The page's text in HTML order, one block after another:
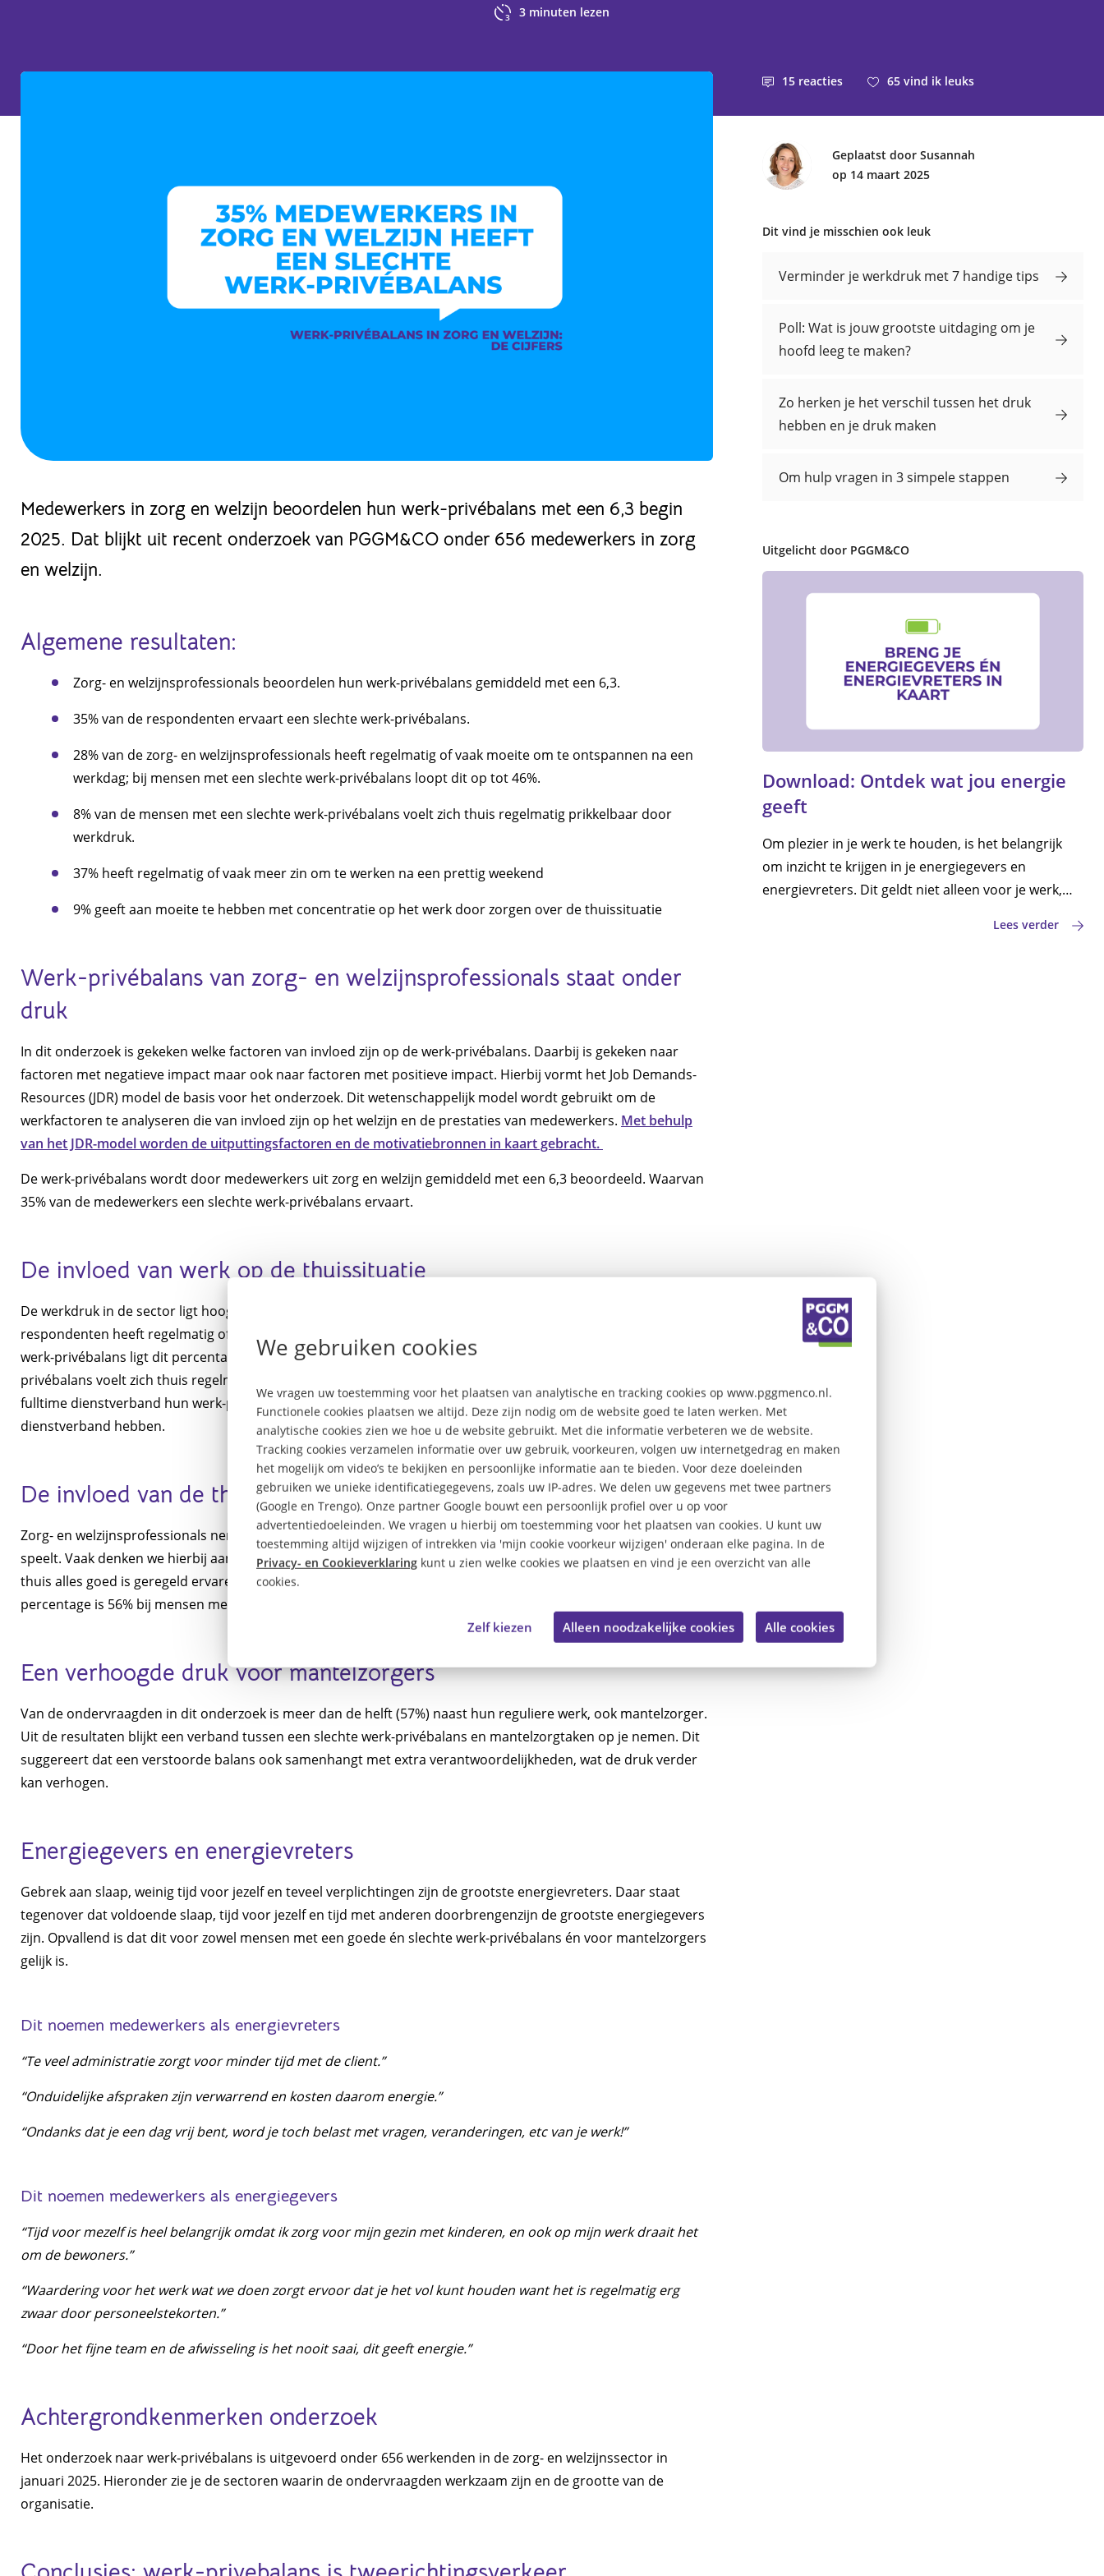
We gebruiken cookies
We vragen uw toestemming voor het plaatsen van analytische en tracking cookies op www.pggmenco.nl.
Functionele cookies plaatsen we altijd. Deze zijn nodig om de website goed te laten werken. Met
analytische cookies zien we hoe u de website gebruikt. Met die informatie verbeteren we de website.
Tracking cookies verzamelen informatie over uw gebruik, voorkeuren, volgen uw internetgedrag en maken
het mogelijk om video’s te bekijken en persoonlijke informatie aan te bieden. Voor deze doeleinden
gebruiken we unieke identificatiegegevens, zoals uw IP-adres. We delen uw gegevens met twee partners
(Google en Trengo). Onze partner Google bouwt een persoonlijk profiel over u op voor
advertentiedoeleinden. We vragen u hierbij om toestemming voor het plaatsen van cookies. U kunt uw
toestemming altijd wijzigen of intrekken via 'mijn cookie voorkeur wijzigen' onderaan elke pagina. In de
Privacy- en Cookieverklaring kunt u zien welke cookies we plaatsen en vind je een overzicht van alle
cookies.
Zelf kiezen Alleen noodzakelijke cookies Alle cookies
3 3minuten lezen
15reacties 65vind ik leuks
Geplaatst door Susannah
op 14 maart 2025
Medewerkers in zorg en welzijn beoordelen hun werk-privébalans met een 6,3 begin
2025. Dat blijkt uit recent onderzoek van PGGM&CO onder 656 medewerkers in zorg
en welzijn.
Algemene resultaten:
Zorg- en welzijnsprofessionals beoordelen hun werk-privébalans gemiddeld met een 6,3.
35% van de respondenten ervaart een slechte werk-privébalans.
28% van de zorg- en welzijnsprofessionals heeft regelmatig of vaak moeite om te ontspannen na een
werkdag; bij mensen met een slechte werk-privébalans loopt dit op tot 46%.
8% van de mensen met een slechte werk-privébalans voelt zich thuis regelmatig prikkelbaar door
werkdruk.
37% heeft regelmatig of vaak meer zin om te werken na een prettig weekend
9% geeft aan moeite te hebben met concentratie op het werk door zorgen over de thuissituatie
Werk-privébalans van zorg- en welzijnsprofessionals staat onder
druk
In dit onderzoek is gekeken welke factoren van invloed zijn op de werk-privébalans. Daarbij is gekeken naar
factoren met negatieve impact maar ook naar factoren met positieve impact. Hierbij vormt het Job Demands-
Resources (JDR) model de basis voor het onderzoek. Dit wetenschappelijk model wordt gebruikt om de
werkfactoren te analyseren die van invloed zijn op het welzijn en de prestaties van medewerkers. Met behulp
van het JDR-model worden de uitputtingsfactoren en de motivatiebronnen in kaart gebracht.
De werk-privébalans wordt door medewerkers uit zorg en welzijn gemiddeld met een 6,3 beoordeeld. Waarvan
35% van de medewerkers een slechte werk-privébalans ervaart.
De invloed van werk op de thuissituatie
De werkdruk in de sector ligt hoog, maar ook privé hebben mensen vaak (te)veel verplichtingen. 28% van de
respondenten heeft regelmatig of vaak moeite om te ontspannen na een werkdag; bij mensen met een slechte
werk-privébalans ligt dit percentage op 46%. Bijna de helft (48%) van de mensen met een slechte werk-
privébalans voelt zich thuis regelmatig prikkelbaar door werkdruk. Opvallend is dat medewerkers met een
fulltime dienstverband hun werk-privébalans iets beter beoordelen, dan collega's die een parttime
dienstverband hebben.
De invloed van de thuissituatie op werk
Zorg- en welzijnsprofessionals nemen niet alleen hun werk mee naar huis, maar regelmatig ook wat er thuis
speelt. Vaak denken we hierbij aan negatieve invloeden, maar ook positieve aspecten spelen een rol. Wanneer
thuis alles goed is geregeld ervaren zorg- en welzijnsprofessionals meer zelfvertrouwen op het werk (63%). Dit
percentage is 56% bij mensen met een slechte werk-privébalans en 60% bij mantelzorgers.
Een verhoogde druk voor mantelzorgers
Van de ondervraagden in dit onderzoek is meer dan de helft (57%) naast hun reguliere werk, ook mantelzorger.
Uit de resultaten blijkt een verband tussen een slechte werk-privébalans en mantelzorgtaken op je nemen. Dit
suggereert dat een verstoorde balans ook samenhangt met extra verantwoordelijkheden, wat de druk verder
kan verhogen.
Energiegevers en energievreters
Gebrek aan slaap, weinig tijd voor jezelf en teveel verplichtingen zijn de grootste energievreters. Daar staat
tegenover dat voldoende slaap, tijd voor jezelf en tijd met anderen doorbrengenzijn de grootste energiegevers
zijn. Opvallend is dat dit voor zowel mensen met een goede én slechte werk-privébalans én voor mantelzorgers
gelijk is.
Dit noemen medewerkers als energievreters
“Te veel administratie zorgt voor minder tijd met de client.”
“Onduidelijke afspraken zijn verwarrend en kosten daarom energie.”
“Ondanks dat je een dag vrij bent, word je toch belast met vragen, veranderingen, etc van je werk!”
Dit noemen medewerkers als energiegevers
“Tijd voor mezelf is heel belangrijk omdat ik zorg voor mijn gezin met kinderen, en ook op mijn werk draait het
om de bewoners.”
“Waardering voor het werk wat we doen zorgt ervoor dat je het vol kunt houden want het is regelmatig erg
zwaar door personeelstekorten.”
“Door het fijne team en de afwisseling is het nooit saai, dit geeft energie.”
Achtergrondkenmerken onderzoek
Het onderzoek naar werk-privébalans is uitgevoerd onder 656 werkenden in de zorg- en welzijnssector in
januari 2025. Hieronder zie je de sectoren waarin de ondervraagden werkzaam zijn en de grootte van de
organisatie.
Dit vind je misschien ook leuk
Verminder je werkdruk met 7 handige tips
Poll: Wat is jouw grootste uitdaging om je
hoofd leeg te maken?
Zo herken je het verschil tussen het druk
hebben en je druk maken
Om hulp vragen in 3 simpele stappen
Uitgelicht door PGGM&CO
Download: Ontdek wat jou energie
geeft
Om plezier in je werk te houden, is het belangrijk
om inzicht te krijgen in je energiegevers en
energievreters. Dit geldt niet alleen voor je werk,
Lees verder